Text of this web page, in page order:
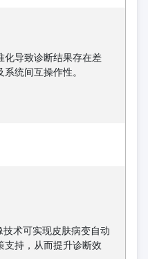
化导致诊断结果存在差
统间互操作性。
术可实现皮肤病变自动
支持，从而提升诊断效